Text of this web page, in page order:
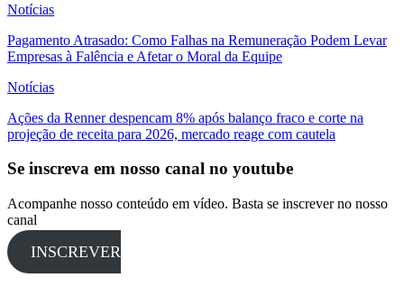
Notícias
Pagamento Atrasado: Como Falhas na Remuneração Podem Levar
Empresas à Falência e Afetar o Moral da Equipe
Notícias
Ações da Renner despencam 8% após balanço fraco e corte na
projeção de receita para 2026, mercado reage com cautela
Se inscreva em nosso canal no youtube
Acompanhe nosso conteúdo em vídeo. Basta se inscrever no nosso
canal
INSCREVER